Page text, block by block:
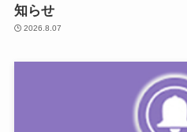
知らせ
2026.8.07